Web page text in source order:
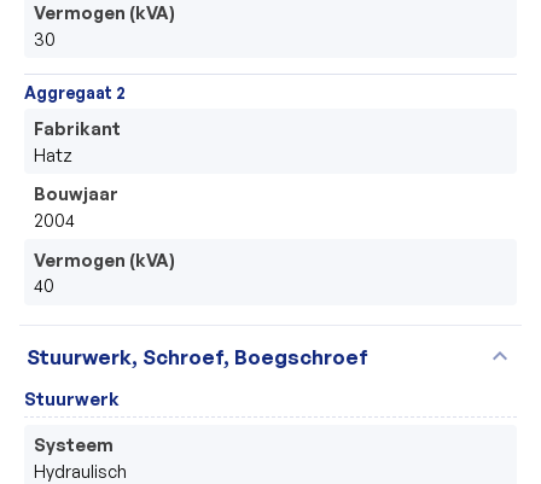
Vermogen (kVA)
30
Aggregaat 2
Fabrikant
Hatz
Bouwjaar
2004
Vermogen (kVA)
40
Stuurwerk, Schroef, Boegschroef expand_more
Stuurwerk
Systeem
Hydraulisch